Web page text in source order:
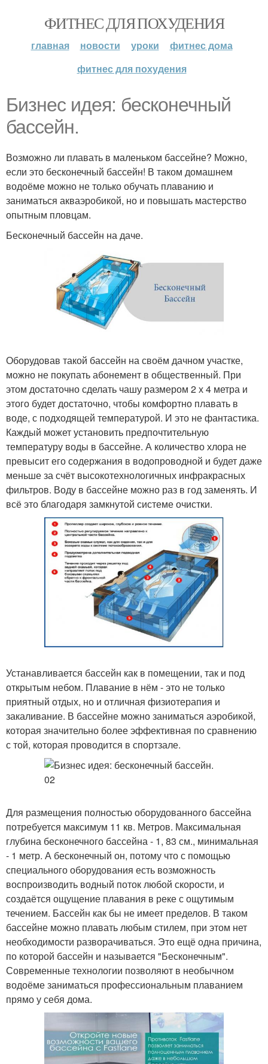
ФИТНЕС ДЛЯ ПОХУДЕНИЯ
главная новости уроки
фитнес дома
фитнес для похудения
Бизнес идея: бесконечный
бассейн.
Возможно ли плавать в маленьком бассейне? Можно,
если это бесконечный бассейн! В таком домашнем
водоёме можно не только обучать плаванию и
заниматься акваэробикой, но и повышать мастерство
опытным пловцам.
Бесконечный бассейн на даче.
Оборудовав такой бассейн на своём дачном участке,
можно не покупать абонемент в общественный. При
этом достаточно сделать чашу размером 2 х 4 метра и
этого будет достаточно, чтобы комфортно плавать в
воде, с подходящей температурой. И это не фантастика.
Каждый может установить предпочтительную
температуру воды в бассейне. А количество хлора не
превысит его содержания в водопроводной и будет даже
меньше за счёт высокотехнологичных инфракрасных
фильтров. Воду в бассейне можно раз в год заменять. И
всё это благодаря замкнутой системе очистки.
Устанавливается бассейн как в помещении, так и под
открытым небом. Плавание в нём - это не только
приятный отдых, но и отличная физиотерапия и
закаливание. В бассейне можно заниматься аэробикой,
которая значительно более эффективная по сравнению
с той, которая проводится в спортзале.
Для размещения полностью оборудованного бассейна
потребуется максимум 11 кв. Метров. Максимальная
глубина бесконечного бассейна - 1, 83 см., минимальная
- 1 метр. А бесконечный он, потому что с помощью
специального оборудования есть возможность
воспроизводить водный поток любой скорости, и
создаётся ощущение плавания в реке с ощутимым
течением. Бассейн как бы не имеет пределов. В таком
бассейне можно плавать любым стилем, при этом нет
необходимости разворачиваться. Это ещё одна причина,
по которой бассейн и называется "Бесконечным".
Современные технологии позволяют в необычном
водоёме заниматься профессиональным плаванием
прямо у себя дома.